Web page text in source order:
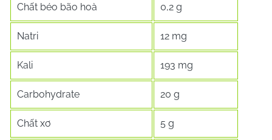
Chất béo bão hoà 0,2 g
Natri 12 mg
Kali 193 mg
Carbohydrate 20 g
Chất xơ 5 g